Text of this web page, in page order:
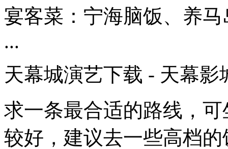
宴客菜：宁海脑饭、养
...
天幕城演艺下载 - 天幕
求一条最合适的路线，
较好，建议去一些高档